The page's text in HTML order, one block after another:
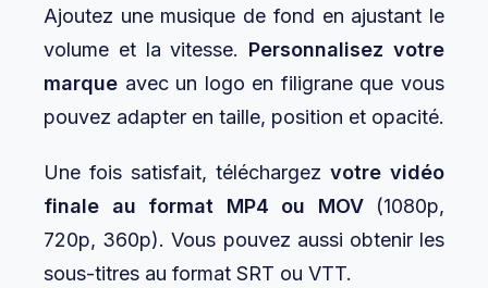
Ajoutez une musique de fond en ajustant le
volume et la vitesse. Personnalisez votre
marque avec un logo en filigrane que vous
pouvez adapter en taille, position et opacité.
Une fois satisfait, téléchargez votre vidéo
finale au format MP4 ou MOV(1080p,
720p, 360p). Vous pouvez aussi obtenir les
sous-titres au format SRT ou VTT.